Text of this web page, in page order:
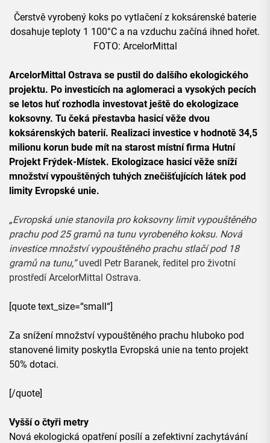
Čerstvě vyrobený koks po vytlačení z koksárenské baterie
dosahuje teploty 1 100°C a na vzduchu začíná ihned hořet.
FOTO: ArcelorMittal
ArcelorMittal Ostrava se pustil do dalšího ekologického
projektu. Po investicích na aglomeraci a vysokých pecích
se letos huť rozhodla investovat ještě do ekologizace
koksovny. Tu čeká přestavba hasicí věže dvou
koksárenských baterií. Realizaci investice v hodnotě 34,5
milionu korun bude mít na starost místní firma Hutní
Projekt Frýdek-Místek. Ekologizace hasicí věže sníží
množství vypouštěných tuhých znečišťujících látek pod
limity Evropské unie.
„Evropská unie stanovila pro koksovny limit vypouštěného
prachu pod 25 gramů na tunu vyrobeného koksu. Nová
investice množství vypouštěného prachu stlačí pod 18
gramů na tunu,“uvedl Petr Baranek, ředitel pro životní
prostředí ArcelorMittal Ostrava.
[quote text_size=“small“]
Za snížení množství vypouštěného prachu hluboko pod
stanovené limity poskytla Evropská unie na tento projekt
50% dotaci.
[/quote]
Vyšší o čtyři metry
Nová ekologická opatření posílí a zefektivní zachytávání